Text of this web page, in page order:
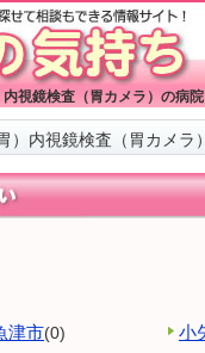
視鏡検査（胃カメラ）の病
）内視鏡検査（胃カメラ
津市(0) 小